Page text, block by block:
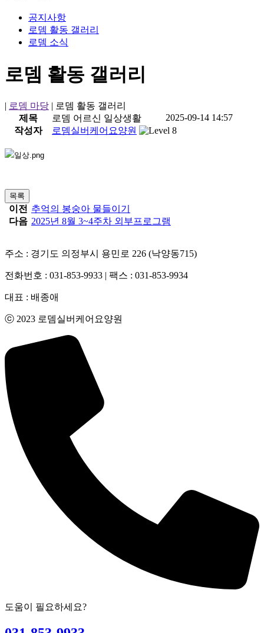
공지사항
로뎀 활동 갤러리
로뎀 소식
로뎀 활동 갤러리
| 로뎀 마당 | 로뎀 활동 갤러리
제목
로뎀 어르신 일상생활
2025-09-14 14:57
작성자
로뎀실버케어요양원
목록
이전 추억의 봉숭아 물들이기
다음 2025년 8월 3~4주차 외부프로그램
주소 : 경기도 의정부시 용민로 226 (낙양동715)
전화번호 : 031-853-9933 | 팩스 : 031-853-9934
대표 : 배종애
ⓒ 2023 로뎀실버케어요양원
도움이 필요하세요?